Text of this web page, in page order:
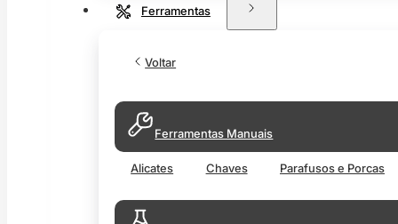
Ferramentas
Voltar
Ferramentas Manuais
Alicates Chaves Parafusos e Porcas